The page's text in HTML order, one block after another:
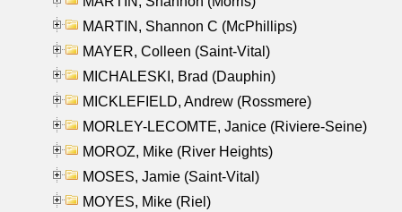
MARTIN, Shannon C (McPhillips)
MAYER, Colleen (Saint-Vital)
MICHALESKI, Brad (Dauphin)
MICKLEFIELD, Andrew (Rossmere)
MORLEY-LECOMTE, Janice (Riviere-Seine)
MOROZ, Mike (River Heights)
MOSES, Jamie (Saint-Vital)
MOYES, Mike (Riel)